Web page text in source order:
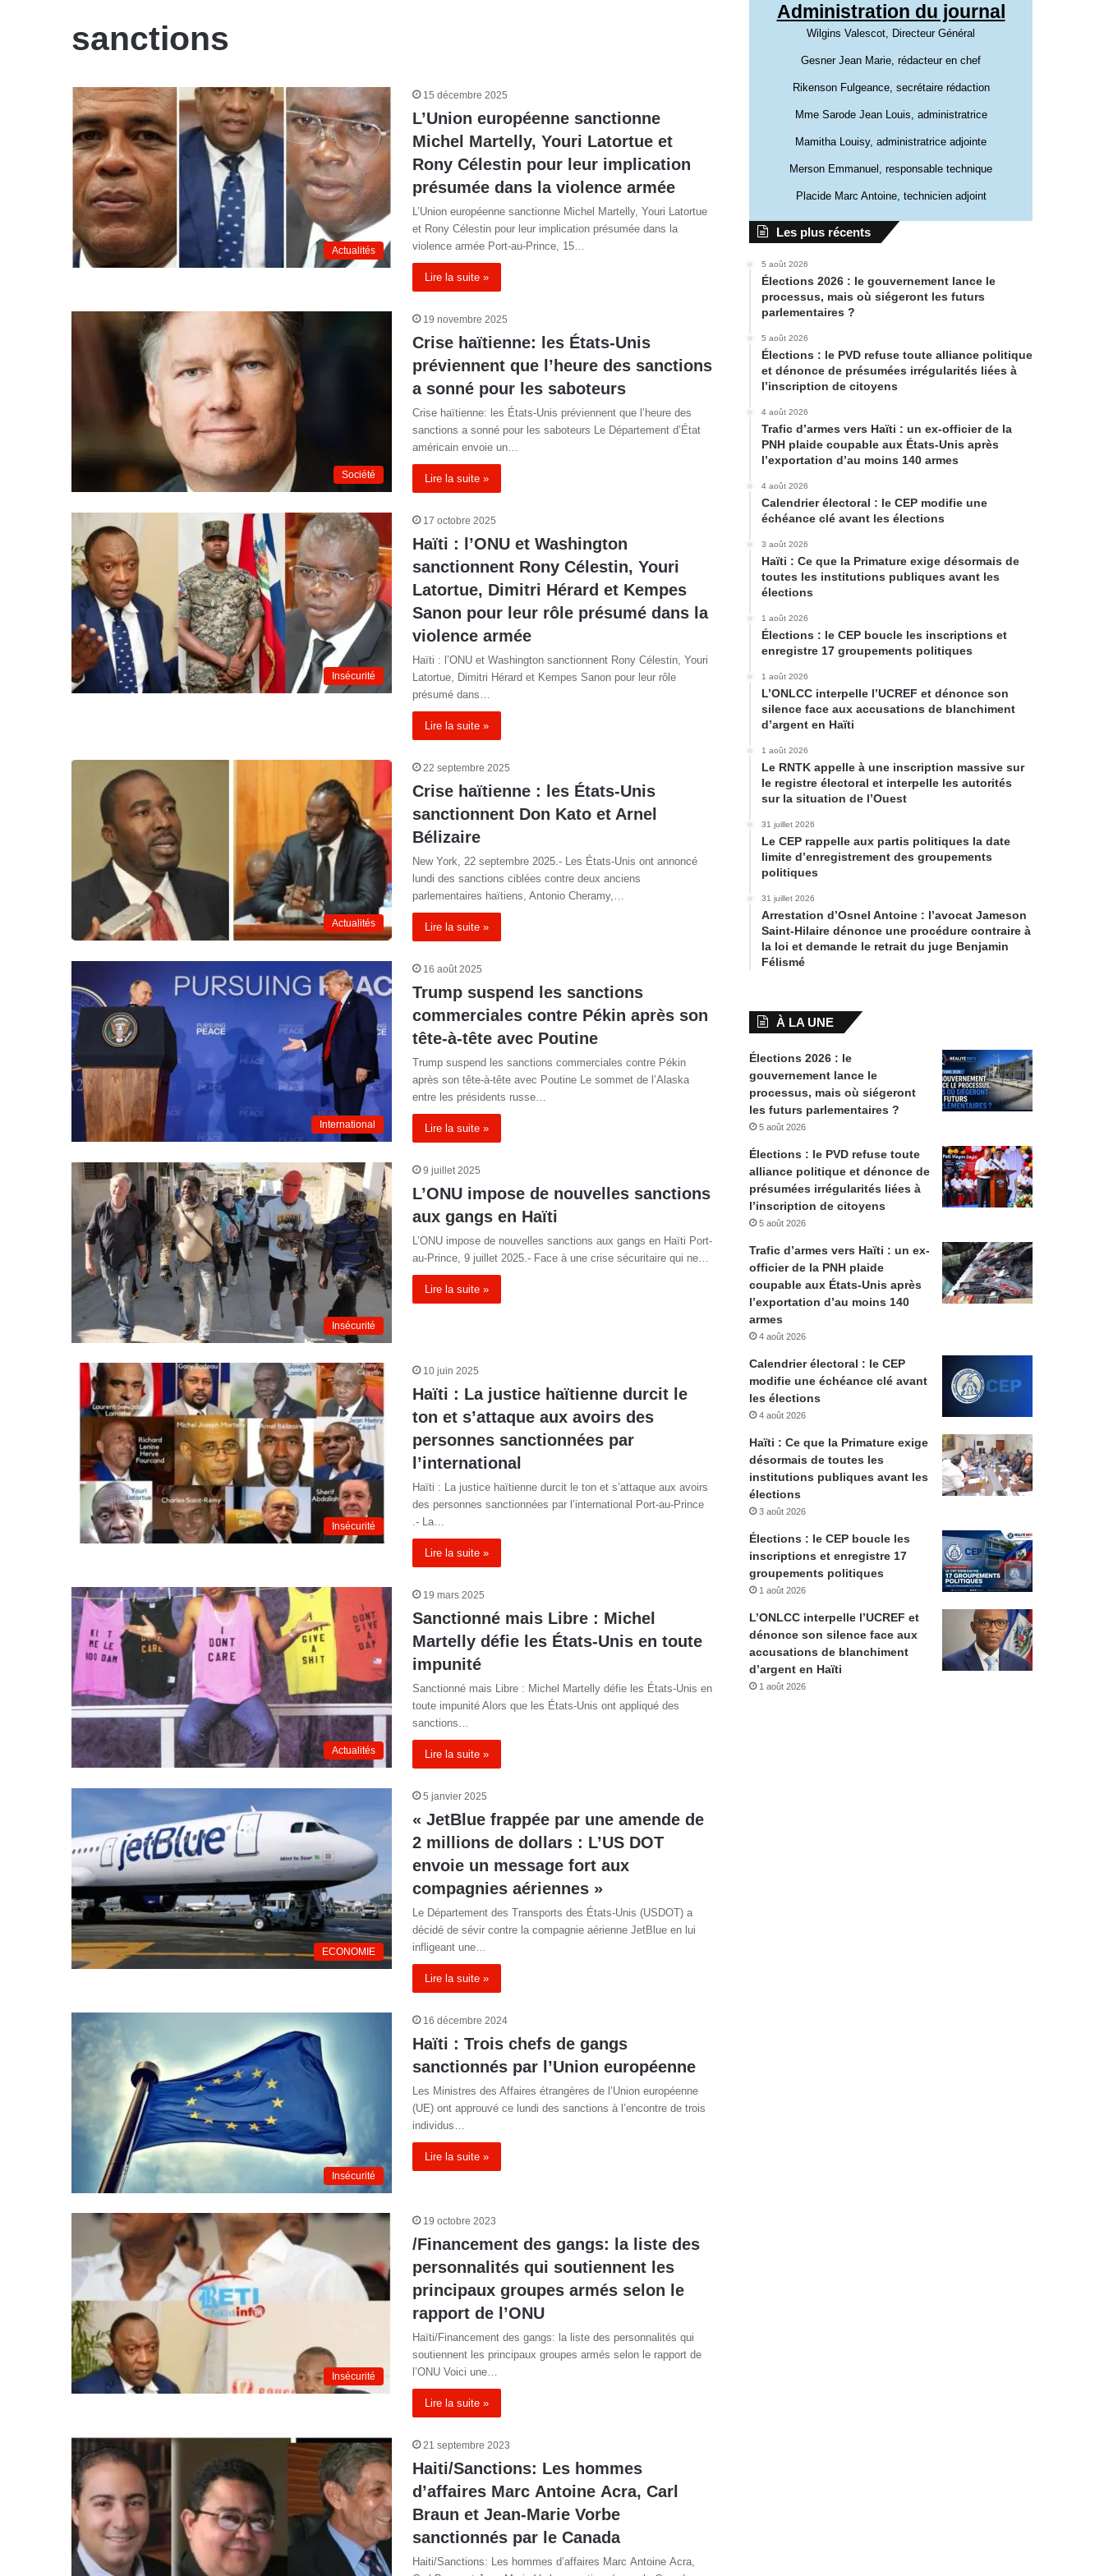
sanctions
Actualités
15 décembre 2025
L’Union européenne sanctionne
Michel Martelly, Youri Latortue et
Rony Célestin pour leur implication
présumée dans la violence armée
L’Union européenne sanctionne Michel Martelly, Youri Latortue
et Rony Célestin pour leur implication présumée dans la
violence armée Port-au-Prince, 15…
Lire la suite »
Société
19 novembre 2025
Crise haïtienne: les États-Unis
préviennent que l’heure des sanctions
a sonné pour les saboteurs
Crise haïtienne: les États-Unis préviennent que l’heure des
sanctions a sonné pour les saboteurs Le Département d’État
américain envoie un…
Lire la suite »
Insécurité
17 octobre 2025
Haïti : l’ONU et Washington
sanctionnent Rony Célestin, Youri
Latortue, Dimitri Hérard et Kempes
Sanon pour leur rôle présumé dans la
violence armée
Haïti : l’ONU et Washington sanctionnent Rony Célestin, Youri
Latortue, Dimitri Hérard et Kempes Sanon pour leur rôle
présumé dans…
Lire la suite »
Actualités
22 septembre 2025
Crise haïtienne : les États-Unis
sanctionnent Don Kato et Arnel
Bélizaire
New York, 22 septembre 2025.- Les États-Unis ont annoncé
lundi des sanctions ciblées contre deux anciens
parlementaires haïtiens, Antonio Cheramy,…
Lire la suite »
International
16 août 2025
Trump suspend les sanctions
commerciales contre Pékin après son
tête-à-tête avec Poutine
Trump suspend les sanctions commerciales contre Pékin
après son tête-à-tête avec Poutine Le sommet de l’Alaska
entre les présidents russe…
Lire la suite »
Insécurité
9 juillet 2025
L’ONU impose de nouvelles sanctions
aux gangs en Haïti
L’ONU impose de nouvelles sanctions aux gangs en Haïti Port-
au-Prince, 9 juillet 2025.- Face à une crise sécuritaire qui ne…
Lire la suite »
Insécurité
10 juin 2025
Haïti : La justice haïtienne durcit le
ton et s’attaque aux avoirs des
personnes sanctionnées par
l’international
Haïti : La justice haïtienne durcit le ton et s’attaque aux avoirs
des personnes sanctionnées par l’international Port-au-Prince
.- La…
Lire la suite »
Actualités
19 mars 2025
Sanctionné mais Libre : Michel
Martelly défie les États-Unis en toute
impunité
Sanctionné mais Libre : Michel Martelly défie les États-Unis en
toute impunité Alors que les États-Unis ont appliqué des
sanctions…
Lire la suite »
ECONOMIE
5 janvier 2025
« JetBlue frappée par une amende de
2 millions de dollars : L’US DOT
envoie un message fort aux
compagnies aériennes »
Le Département des Transports des États-Unis (USDOT) a
décidé de sévir contre la compagnie aérienne JetBlue en lui
infligeant une…
Lire la suite »
Insécurité
16 décembre 2024
Haïti : Trois chefs de gangs
sanctionnés par l’Union européenne
Les Ministres des Affaires étrangères de l’Union européenne
(UE) ont approuvé ce lundi des sanctions à l’encontre de trois
individus…
Lire la suite »
Insécurité
19 octobre 2023
/Financement des gangs: la liste des
personnalités qui soutiennent les
principaux groupes armés selon le
rapport de l’ONU
Haïti/Financement des gangs: la liste des personnalités qui
soutiennent les principaux groupes armés selon le rapport de
l’ONU Voici une…
Lire la suite »
21 septembre 2023
Haiti/Sanctions: Les hommes
d’affaires Marc Antoine Acra, Carl
Braun et Jean-Marie Vorbe
sanctionnés par le Canada
Haiti/Sanctions: Les hommes d’affaires Marc Antoine Acra,
Administration du journal
Wilgins Valescot, Directeur Général
Gesner Jean Marie, rédacteur en chef
Rikenson Fulgeance, secrétaire rédaction
Mme Sarode Jean Louis, administratrice
Mamitha Louisy, administratrice adjointe
Merson Emmanuel, responsable technique
Placide Marc Antoine, technicien adjoint
Les plus récents
5 août 2026
Élections 2026 : le gouvernement lance le
processus, mais où siégeront les futurs
parlementaires ?
5 août 2026
Élections : le PVD refuse toute alliance politique
et dénonce de présumées irrégularités liées à
l’inscription de citoyens
4 août 2026
Trafic d’armes vers Haïti : un ex-officier de la
PNH plaide coupable aux États-Unis après
l’exportation d’au moins 140 armes
4 août 2026
Calendrier électoral : le CEP modifie une
échéance clé avant les élections
3 août 2026
Haïti : Ce que la Primature exige désormais de
toutes les institutions publiques avant les
élections
1 août 2026
Élections : le CEP boucle les inscriptions et
enregistre 17 groupements politiques
1 août 2026
L’ONLCC interpelle l’UCREF et dénonce son
silence face aux accusations de blanchiment
d’argent en Haïti
1 août 2026
Le RNTK appelle à une inscription massive sur
le registre électoral et interpelle les autorités
sur la situation de l’Ouest
31 juillet 2026
Le CEP rappelle aux partis politiques la date
limite d’enregistrement des groupements
politiques
31 juillet 2026
Arrestation d’Osnel Antoine : l’avocat Jameson
Saint-Hilaire dénonce une procédure contraire à
la loi et demande le retrait du juge Benjamin
Félismé
À LA UNE
Élections 2026 : le
gouvernement lance le
processus, mais où siégeront
les futurs parlementaires ?
5 août 2026
Élections : le PVD refuse toute
alliance politique et dénonce de
présumées irrégularités liées à
l’inscription de citoyens
5 août 2026
Trafic d’armes vers Haïti : un ex-
officier de la PNH plaide
coupable aux États-Unis après
l’exportation d’au moins 140
armes
4 août 2026
Calendrier électoral : le CEP
modifie une échéance clé avant
les élections
4 août 2026
Haïti : Ce que la Primature exige
désormais de toutes les
institutions publiques avant les
élections
3 août 2026
Élections : le CEP boucle les
inscriptions et enregistre 17
groupements politiques
1 août 2026
L’ONLCC interpelle l’UCREF et
dénonce son silence face aux
accusations de blanchiment
d’argent en Haïti
1 août 2026